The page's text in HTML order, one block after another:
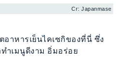
Cr: Japanmase
าหารเย็นไคเซกิของที่นี่ ซึ่ง
ำเมนูดีงาม อิ่มอร่อย